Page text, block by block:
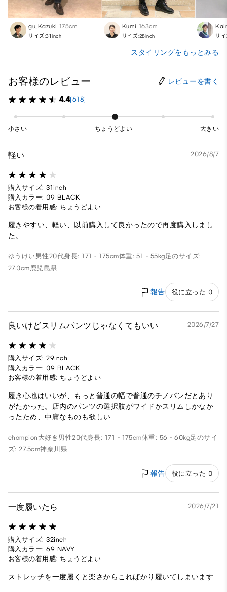
gu_Kazuki 175cm
サイズ:31inch
Kumi 163cm
サイズ:28inch サ
スタイリングをもっとみる
お客様のレビュー レビューを書く
4.4(618)
小さい ちょうどよい 大きい
軽い 2026/8/7
購入サイズ: 31inch
購入カラー: 09 BLACK
お客様の着用感: ちょうどよい
履きやすい、軽い、以前購入して良かったので再度購入しまし
た。
ゆうけい男性20代身長: 171 - 175cm体重: 51 - 55kg足のサイズ:
27.0cm鹿児島県
報告 役に立った 0
良いけどスリムパンツじゃなくてもいい 2026/7/27
購入サイズ: 29inch
購入カラー: 09 BLACK
お客様の着用感: ちょうどよい
履き心地はいいが、もっと普通の幅で普通のチノパンだとあり
がたかった。店内のパンツの選択肢がワイドかスリムしかなか
ったため、中庸なものも欲しい
champion大好き 男性20代身長: 171 - 175cm体重: 56 - 60kg足のサイ
ズ: 27.5cm神奈川県
報告 役に立った 0
一度履いたら 2026/7/21
購入サイズ: 32inch
購入カラー: 69 NAVY
お客様の着用感: ちょうどよい
ストレッチを一度履くと楽さからこればかり履いてしまいます